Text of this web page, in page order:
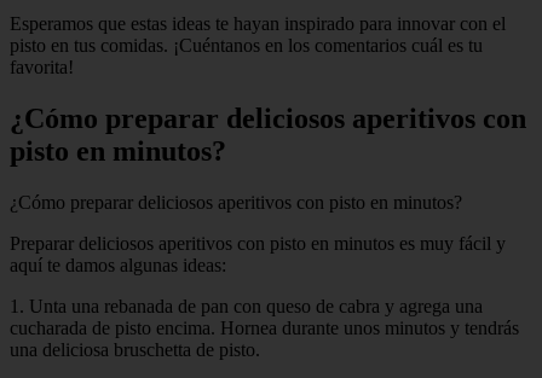
Esperamos que estas ideas te hayan inspirado para innovar con el
pisto en tus comidas. ¡Cuéntanos en los comentarios cuál es tu
favorita!
¿Cómo preparar deliciosos aperitivos con
pisto en minutos?
¿Cómo preparar deliciosos aperitivos con pisto en minutos?
Preparar deliciosos aperitivos con pisto en minutos es muy fácil y
aquí te damos algunas ideas:
1. Unta una rebanada de pan con queso de cabra y agrega una
cucharada de pisto encima. Hornea durante unos minutos y tendrás
una deliciosa bruschetta de pisto.